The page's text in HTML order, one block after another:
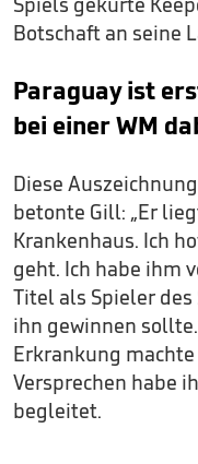
Botschaft an seine
Paraguay ist
bei einer WM
Diese
betonte Gill: „Er
Krankenhaus. Ich
geht. Ich habe ihm
Titel als Spieler
ihn gewinnen
Erkrankung
Versprechen habe
begleitet.